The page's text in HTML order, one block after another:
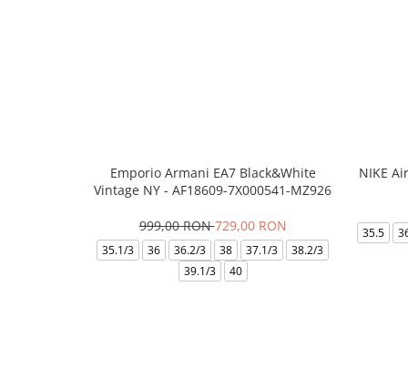
Emporio Armani EA7 Black&White
Vintage NY - AF18609-7X000541-MZ926
999,00 RON729,00 RON
35.1/3 36 36.2/3 38 37.1/3
38.2/3
39.1/3
40
NIKE
35.5